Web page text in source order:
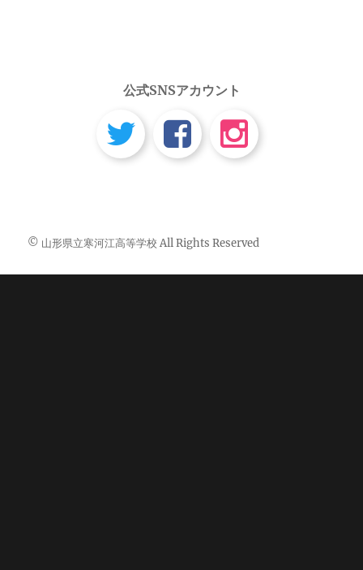
公式SNSアカウント
© 山形県立寒河江高等学校 All Rights Reserved